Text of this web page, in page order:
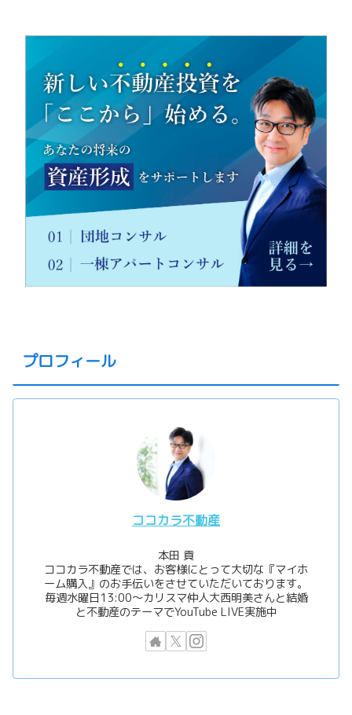
プロフィール
ココカラ不動産
本田 貢
ココカラ不動産では、お客様にとって大切な『マイホ
ーム購入』のお手伝いをさせていただいております。
毎週水曜日13:00〜カリスマ仲人大西明美さんと結婚
と不動産のテーマでYouTube LIVE実施中